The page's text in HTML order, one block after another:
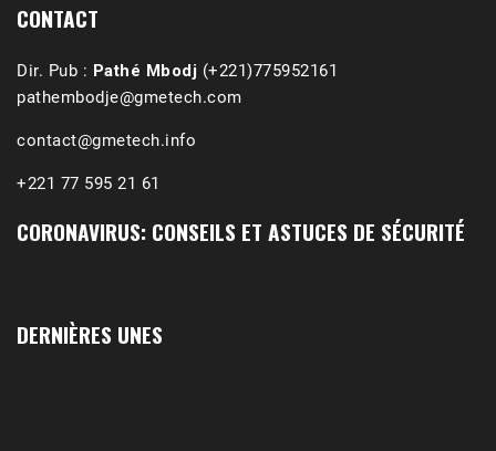
CONTACT
Dir. Pub : Pathé Mbodj (+221)775952161
pathembodje@gmetech.com
contact@gmetech.info
+221 77 595 21 61
CORONAVIRUS: CONSEILS ET ASTUCES DE SÉCURITÉ
DERNIÈRES UNES